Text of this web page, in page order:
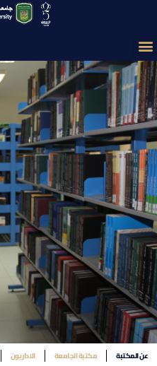
عن المكتبة مكتبة الجامعة الاداريون